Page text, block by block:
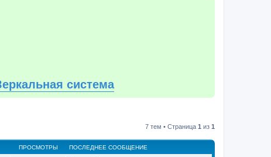
система
7 тем • Страница 1 из 1
ПРОСМОТРЫ ПОСЛЕДНЕЕ СООБЩЕНИЕ